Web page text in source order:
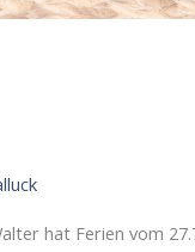
hat Ferien vom